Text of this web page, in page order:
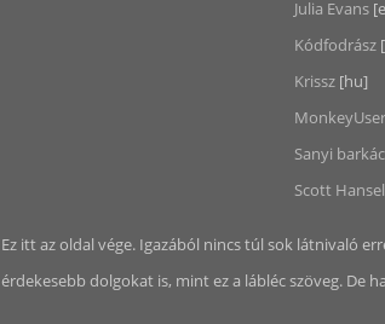
Julia Evans
Kódfodrász
Krissz [hu]
MonkeyUser
Sanyi
Scott
Ez itt az oldal vége. Igazából nincs túl sok látnivaló
érdekesebb dolgokat is, mint ez a lábléc szöveg. De